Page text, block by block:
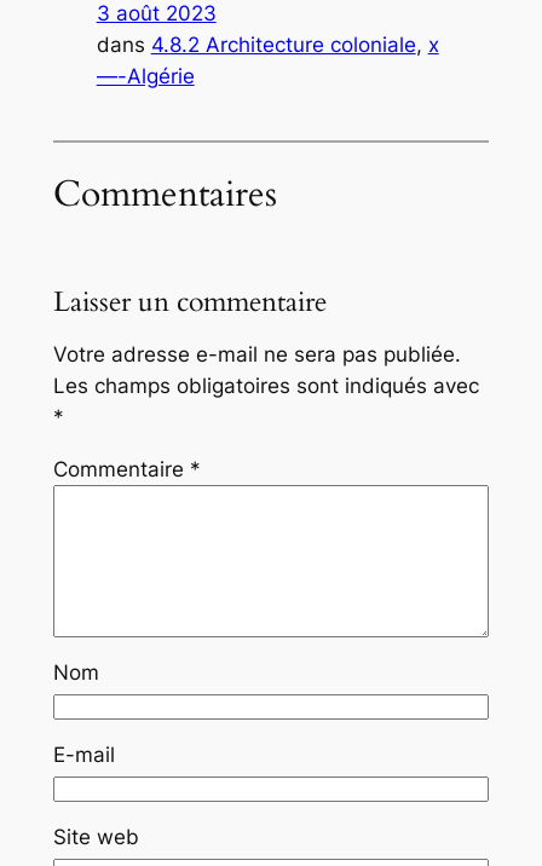
3 août 2023
dans 4.8.2 Architecture coloniale, x
—-Algérie
Commentaires
Laisser un commentaire
Votre adresse e-mail ne sera pas publiée.
Les champs obligatoires sont indiqués avec
*
Commentaire *
Nom
E-mail
Site web